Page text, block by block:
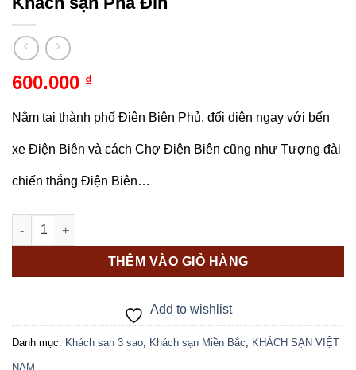
600.000 ₫
Nằm tại thành phố Điện Biên Phủ, đối diện ngay với bến
xe Điện Biên và cách Chợ Điện Biên cũng như Tượng đài
chiến thắng Điện Biên…
Khách sạn Pha Đin số lượng
THÊM VÀO GIỎ HÀNG
Add to wishlist
Danh mục: Khách sạn 3 sao, Khách sạn Miền Bắc, KHÁCH SẠN VIỆT
NAM